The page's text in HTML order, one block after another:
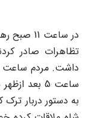
در ساعت
ساعت 5 بعد